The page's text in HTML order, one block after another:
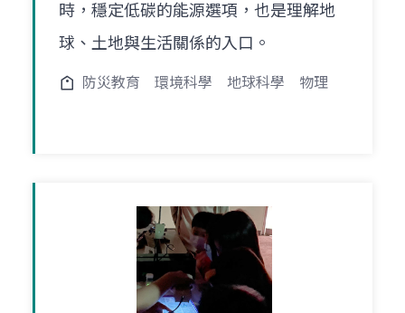
時，穩定低碳的能源選項，也是理解地
球、土地與生活關係的入口。
防災教育 環境科學 地球科學 物理